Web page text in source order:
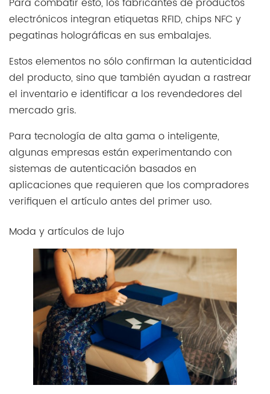
Para combatir esto, los fabricantes de productos
electrónicos integran etiquetas RFID, chips NFC y
pegatinas holográficas en sus embalajes.
Estos elementos no sólo confirman la autenticidad
del producto, sino que también ayudan a rastrear
el inventario e identificar a los revendedores del
mercado gris.
Para tecnología de alta gama o inteligente,
algunas empresas están experimentando con
sistemas de autenticación basados en
aplicaciones que requieren que los compradores
verifiquen el artículo antes del primer uso.
Moda y artículos de lujo